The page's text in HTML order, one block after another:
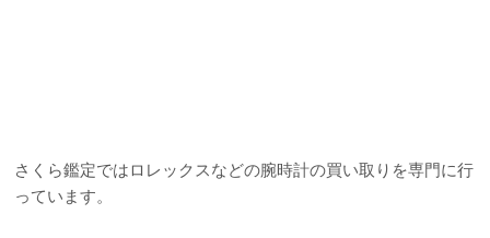
さくら鑑定ではロレックスなどの腕時計の買い取りを専門に行
っています。